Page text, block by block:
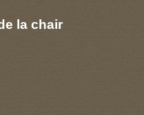
la chair